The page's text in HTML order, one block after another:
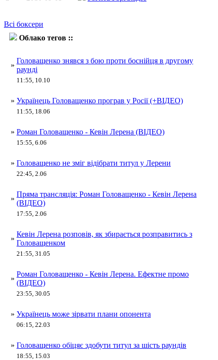
Всі боксери
Облако тегов ::
»
Головащенко знявся з бою проти боснійця в другому
раунді
11:55, 10.10
» Українець Головащенко програв у Росії (+ВІДЕО)
11:55, 18.06
» Роман Головащенко - Кевін Лерена (ВІДЕО)
15:55, 6.06
» Головащенко не зміг відібрати титул у Лерени
22:45, 2.06
»
Пряма трансляція: Роман Головащенко - Кевін Лерена
(ВІДЕО)
17:55, 2.06
»
Кевін Лерена розповів, як збирається розправитись з
Головащенком
21:55, 31.05
»
Роман Головащенко - Кевін Лерена. Ефектне промо
(ВІДЕО)
23:55, 30.05
» Українець може зірвати плани опонента
06:15, 22.03
» Головащенко обіцяє здобути титул за шість раундів
18:55, 15.03